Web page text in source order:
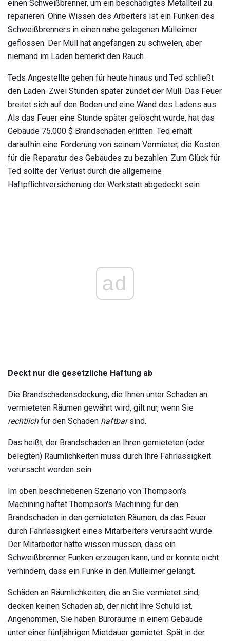
einen Schweißbrenner, um ein beschädigtes Metallteil zu
reparieren. Ohne Wissen des Arbeiters ist ein Funken des
Schweißbrenners in einen nahe gelegenen Mülleimer
geflossen. Der Müll hat angefangen zu schwelen, aber
niemand im Laden bemerkt den Rauch.
Teds Angestellte gehen für heute hinaus und Ted schließt
den Laden. Zwei Stunden später zündet der Müll. Das Feuer
breitet sich auf den Boden und eine Wand des Ladens aus.
Als das Feuer eine Stunde später gelöscht wurde, hat das
Gebäude 75.000 $ Brandschaden erlitten. Ted erhält
daraufhin eine Forderung von seinem Vermieter, die Kosten
für die Reparatur des Gebäudes zu bezahlen. Zum Glück für
Ted sollte der Verlust durch die allgemeine
Haftpflichtversicherung der Werkstatt abgedeckt sein.
ad
Deckt nur die gesetzliche Haftung ab
Die Brandschadensdeckung, die Ihnen unter Schaden an
vermieteten Räumen gewährt wird, gilt nur, wenn Sie
rechtlichfür den Schaden haftbarsind.
Das heißt, der Brandschaden an Ihren gemieteten (oder
belegten) Räumlichkeiten muss durch Ihre Fahrlässigkeit
verursacht worden sein.
Im oben beschriebenen Szenario von Thompson's
Machining haftet Thompson's Machining für den
Brandschaden in den gemieteten Räumen, da das Feuer
durch Fahrlässigkeit eines Mitarbeiters verursacht wurde.
Der Mitarbeiter hätte wissen müssen, dass ein
Schweißbrenner Funken erzeugen kann, und er konnte nicht
verhindern, dass ein Funke in den Mülleimer gelangt.
Schäden an Räumlichkeiten, die an Sie vermietet sind,
decken keinen Schaden ab, der nicht Ihre Schuld ist.
Angenommen, Sie haben Büroräume in einem Gebäude
unter einer fünfjährigen Mietdauer gemietet. Spät in der